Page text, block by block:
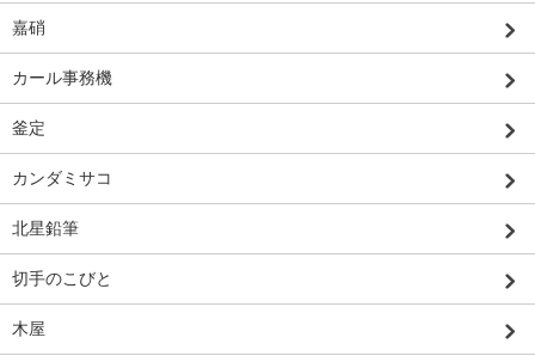
嘉硝
カール事務機
釜定
カンダミサコ
北星鉛筆
切手のこびと
木屋